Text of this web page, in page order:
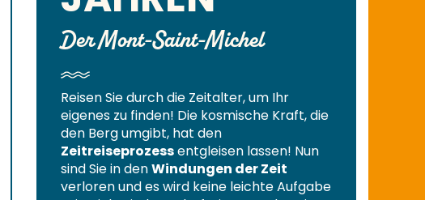
Der Mont-Saint-Michel
Reisen Sie durch die Zeitalter, um Ihr
eigenes zu finden! Die kosmische Kraft, die
den Berg umgibt, hat den
Zeitreiseprozessentgleisen lassen! Nun
sind Sie in denWindungen der Zeit
verloren und es wird keine leichte Aufgabe